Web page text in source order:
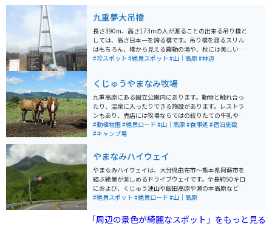
九重夢大吊橋
長さ390m、高さ173mの人が渡ることの出来る吊り橋と
しては、高さ日本一を誇る橋です。吊り橋を渡るスリル
はもちろん、橋から見える震動の滝や、秋には美しい紅
葉が山全体に燃えるように色づき、眼下に絶景が広がり
#珍スポット #絶景スポット #山｜高原#林道
くじゅうやまなみ牧場
九重高原にある国立公園内にあります。動物と触れ合っ
たり、温泉に入ったりできる施設があります。レストラ
ンもあり、売店には牧場ならではの絞りたての牛乳や乳
製品が多数販売されてます。季節によって期間限定の体
験が出来たりとアクティビティも充実してます。
#動植物園#絶景ロード #山｜高原#食事処 #宿泊施設
#キャンプ場
やまなみハイウェイ
やまなみハイウェイは、大分県由布市～熊本県阿蘇市を
結ぶ絶景が楽しめるドライブウェイです。全長約50キロ
におよび、くじゅう連山や飯田高原や瀬の本高原など雄
大な景色を楽しむことができます。 ツーリングだけでは
り散策を楽しむのもオススメです。冬季閉鎖もなく安心
してツーリングを楽しめるのもオススメポイントです。
#絶景スポット #絶景ロード #山｜高原
「周辺の景色が綺麗なスポット」をもっと見る